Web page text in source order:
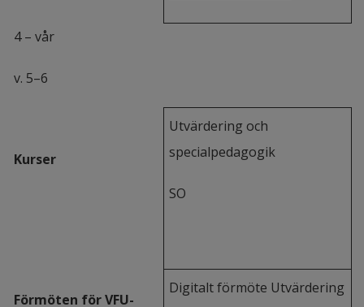
4 – vår
v. 5–6
Kurser
Utvärdering och
specialpedagogik
SO
Förmöten för VFU-
Digitalt förmöte Utvärdering